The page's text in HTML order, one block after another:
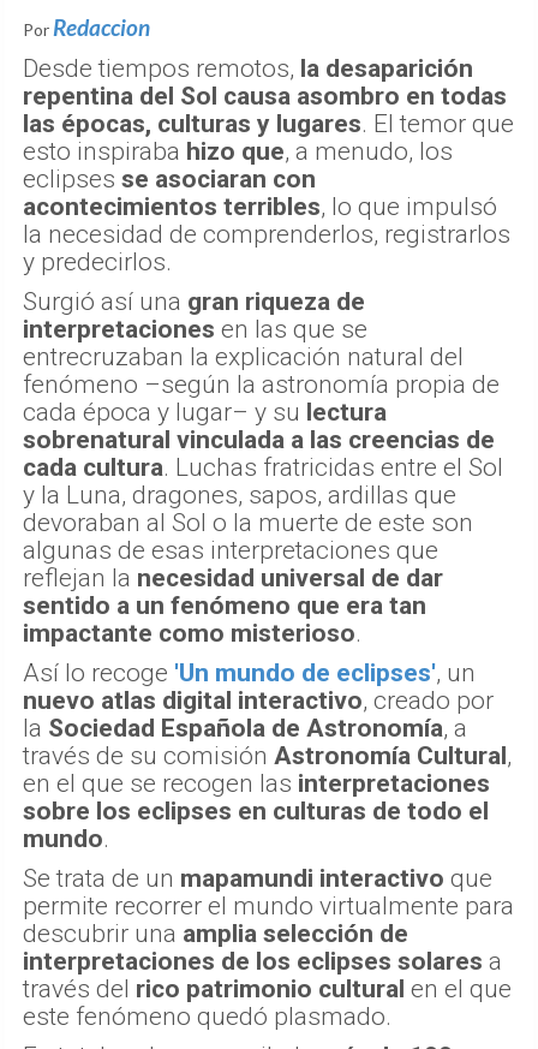
Por Redaccion
Desde tiempos remotos, la desaparición
repentina del Sol causa asombro en todas
las épocas, culturas y lugares. El temor que
esto inspiraba hizo que, a menudo, los
eclipses se asociaran con
acontecimientos terribles, lo que impulsó
la necesidad de comprenderlos, registrarlos
y predecirlos.
Surgió así una gran riqueza de
interpretaciones en las que se
entrecruzaban la explicación natural del
fenómeno –según la astronomía propia de
cada época y lugar– y su lectura
sobrenatural vinculada a las creencias de
cada cultura. Luchas fratricidas entre el Sol
y la Luna, dragones, sapos, ardillas que
devoraban al Sol o la muerte de este son
algunas de esas interpretaciones que
reflejan la necesidad universal de dar
sentido a un fenómeno que era tan
impactante como misterioso.
Así lo recoge 'Un mundo de eclipses', un
nuevo atlas digital interactivo, creado por
la Sociedad Española de Astronomía, a
través de su comisión Astronomía Cultural ,
en el que se recogen las interpretaciones
sobre los eclipses en culturas de todo el
mundo.
Se trata de un mapamundi interactivo que
permite recorrer el mundo virtualmente para
descubrir una amplia selección de
interpretaciones de los eclipses solares a
través del rico patrimonio cultural en el que
este fenómeno quedó plasmado.